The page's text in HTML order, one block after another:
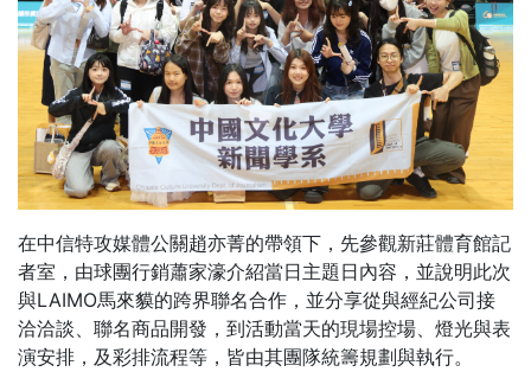
在中信特攻媒體公關趙亦菁的帶領下，先參觀新莊體育館記
者室，由球團行銷蕭家濠介紹當日主題日內容，並說明此次
與LAIMO馬來貘的跨界聯名合作，並分享從與經紀公司接
洽洽談、聯名商品開發，到活動當天的現場控場、燈光與表
演安排，及彩排流程等，皆由其團隊統籌規劃與執行。